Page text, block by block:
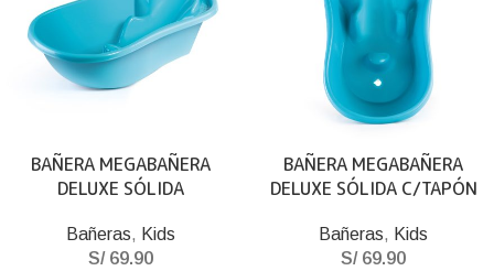
BAÑERA MEGABAÑERA
DELUXE SÓLIDA
Bañeras, Kids
S/69.90
BAÑERA MEGABAÑERA
DELUXE SÓLIDA C/TAPÓN
Bañeras, Kids
S/69.90